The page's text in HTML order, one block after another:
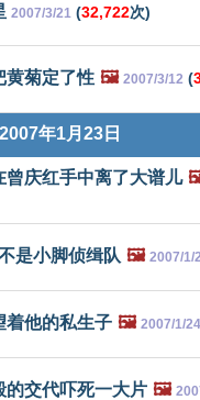
2007/3/21 (32,722次)
黄菊定了性 🖼️ 2007/3/12 (
2007年1月23日
曾庆红手中离了大谱儿
是小脚侦缉队 🖼️ 2007/1/
着他的私生子 🖼️ 2007/1/24
的交代吓死一大片 🖼️